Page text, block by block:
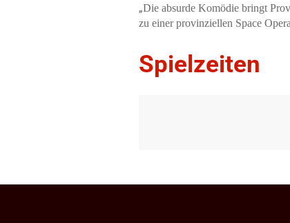
„Die absurde Komödie bringt
zu einer provinziellen Space
Spielzeiten